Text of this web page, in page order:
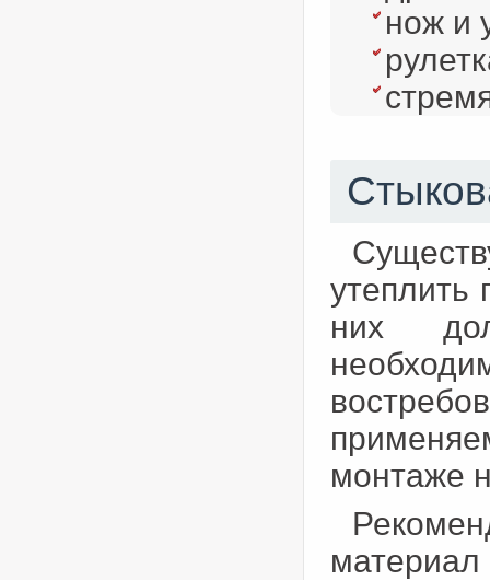
нож и
утеплить
них
монтаже